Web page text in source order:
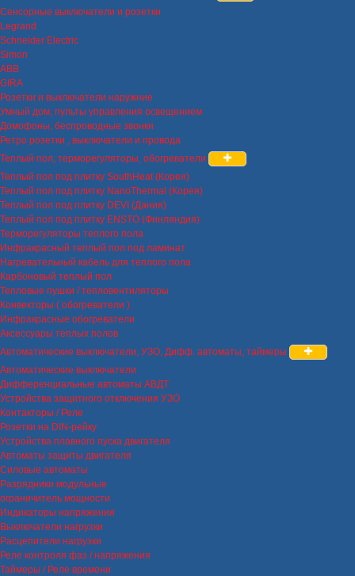
Сенсорные выключатели и розетки
Legrand
Schneider Electric
Simon
ABB
GIRA
Розетки и выключатели наружние
Умный дом, пульты управления освещением
Домофоны, беспроводные звонки
Ретро розетки , выключатели и провода
Теплый пол, терморегуляторы, обогреватели
Теплый пол под плитку SouthHeat (Корея)
Теплый пол под плитку NanoThermal (Корея)
Теплый пол под плитку DEVI (Дания)
Теплый пол под плитку ENSTO (Финляндия)
Терморегуляторы теплого пола
Инфракрасный теплый пол под ламинат
Нагревательный кабель для теплого пола
Карбоновый теплый пол
Тепловые пушки / тепловентиляторы
Конвекторы ( обогреватели )
Инфракрасные обогреватели
Аксессуары теплых полов
Автоматические выключатели, УЗО, Дифф. автоматы, таймеры
Автоматические выключатели
Дифференциальные автоматы АВДТ
Устройства защитного отключения УЗО
Контакторы / Реле
Розетки на DIN-рейку
Устройства плавного пуска двигателя
Автоматы защиты двигателя
Силовые автоматы
Разрядники модульные
ограничитель мощности
Индикаторы напряжения
Выключатели нагрузки
Расцепители нагрузки
Реле контроля фаз / напряжения
Таймеры / Реле времени